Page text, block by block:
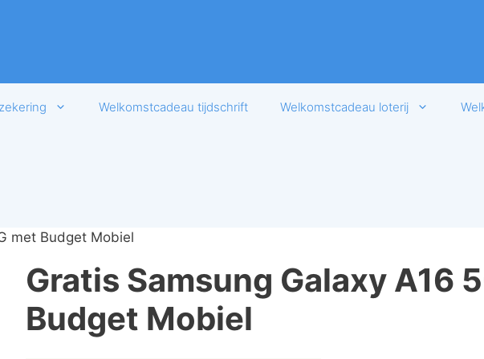
Welkomstcadeau tijdschrift Welkomstcadeau loterij
met Budget Mobiel
Gratis Samsung Galaxy A16
Budget Mobiel